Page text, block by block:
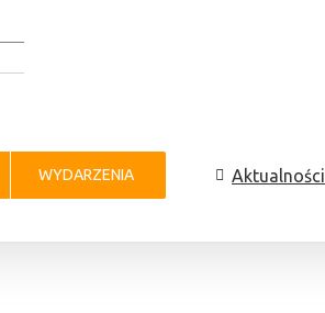
WYDARZENIA Aktualności